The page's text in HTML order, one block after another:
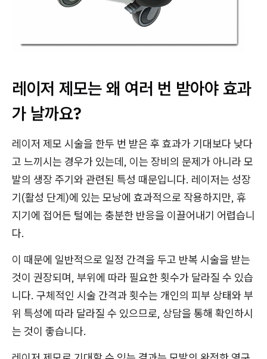
레이저 제모는 왜 여러 번 받아야 효과
가 날까요?
레이저 제모 시술을 한두 번 받은 후 효과가 기대보다 낮다
고 느끼시는 경우가 있는데, 이는 장비의 문제가 아니라 모
발의 생장 주기와 관련된 특성 때문입니다. 레이저는 성장
기(활성 단계)에 있는 모낭에 효과적으로 작용하지만, 휴
지기에 접어든 털에는 충분한 반응을 이끌어내기 어렵습니
다.
이 때문에 일반적으로 일정 간격을 두고 반복 시술을 받는
것이 권장되며, 부위에 따라 필요한 횟수가 달라질 수 있습
니다. 구체적인 시술 간격과 횟수는 개인의 피부 상태와 부
위 특성에 따라 달라질 수 있으므로, 상담을 통해 확인하시
는 것이 좋습니다.